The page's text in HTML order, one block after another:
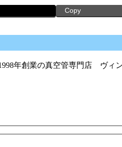
Copy
年創業の真空管専門店 ヴィ